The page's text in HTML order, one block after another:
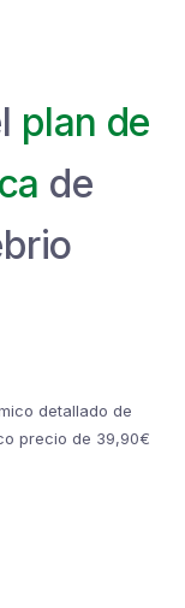
plan de
de
detallado de
precio de 39,90€